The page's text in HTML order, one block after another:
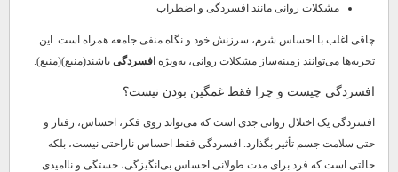
مشکلات روانی مانند افسردگی و اضطراب
چاقی اغلب با احساس شرم، سرزنش خود و نگاه منفی جامعه همراه است. این
تجربه‌ها می‌توانند زمینه‌ساز مشکلات روانی، به‌ویژه افسردگی باشند(منبع)(منبع).
افسردگی چیست و چرا فقط غمگین بودن نیست؟
افسردگی یک اختلال روانی جدی است که می‌تواند روی فکر، احساس، رفتار و
حتی سلامت جسم تأثیر بگذارد. افسردگی فقط احساس ناراحتی نیست، بلکه
حالتی است که فرد برای مدت طولانی احساس بی‌انگیزگی، خستگی و ناامیدی